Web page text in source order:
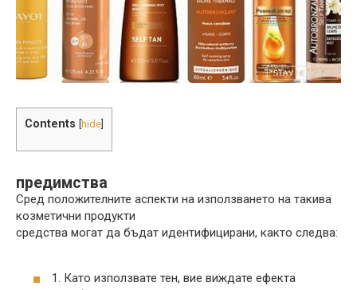
Contents hide
предимства
Сред положителните аспекти на използването на такива
козметични продукти
средства могат да бъдат идентифицирани, както следва:
1. Като използвате тен, вие виждате ефекта